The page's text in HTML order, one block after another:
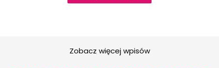
Zobacz więcej wpisów